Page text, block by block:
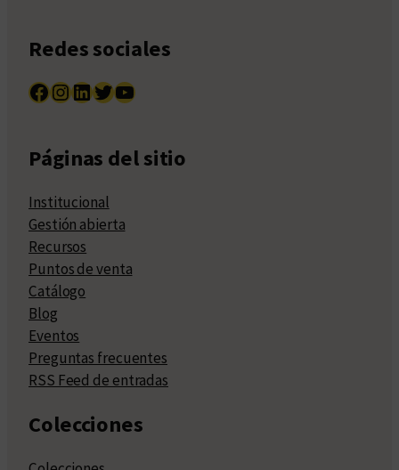
Redes sociales
Facebook InstagramLinkedIn Twitter YouTube
Páginas del sitio
Institucional
Gestión abierta
Recursos
Puntos de venta
Catálogo
Blog
Eventos
Preguntas frecuentes
RSS Feed de entradas
Colecciones